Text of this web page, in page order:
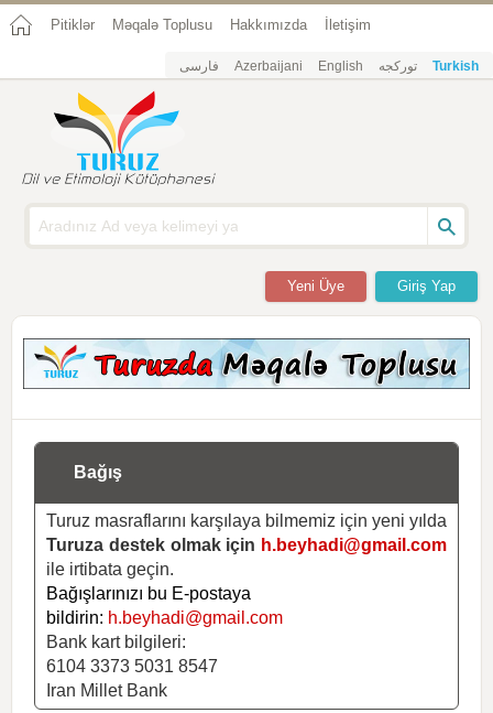
Pitiklər Məqalə Toplusu Hakkımızda İletişim
فارسی Azerbaijani English تورکجه Turkish
Giriş Yap
Yeni Üye
Bağış
Turuz masraflarını karşılaya bilmemiz için yeni yılda
Turuza destek olmak için h.beyhadi@gmail.com
ile irtibata geçin.
Bağışlarınızı bu E-postaya
bildirin: h.beyhadi@gmail.com
Bank kart bilgileri:
6104 3373 5031 8547
Iran Millet Bank